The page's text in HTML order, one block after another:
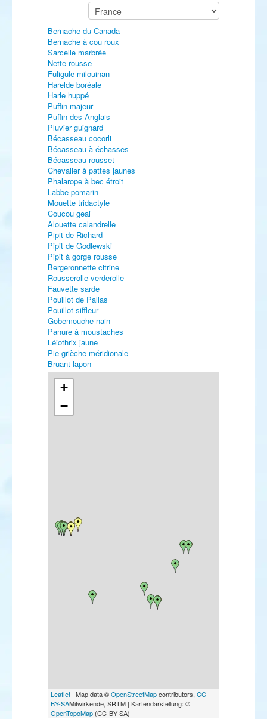
Bernache du Canada
Bernache à cou roux
Sarcelle marbrée
Nette rousse
Fuligule milouinan
Harelde boréale
Harle huppé
Puffin majeur
Puffin des Anglais
Pluvier guignard
Bécasseau cocorli
Bécasseau à échasses
Bécasseau rousset
Chevalier à pattes jaunes
Phalarope à bec étroit
Labbe pomarin
Mouette tridactyle
Coucou geai
Alouette calandrelle
Pipit de Richard
Pipit de Godlewski
Pipit à gorge rousse
Bergeronnette citrine
Rousserolle verderolle
Fauvette sarde
Pouillot de Pallas
Pouillot siffleur
Gobemouche nain
Panure à moustaches
Léiothrix jaune
Pie-grièche méridionale
Bruant lapon
Bruant des neiges
Bruant nain
+
−
Leaflet | Map data ©OpenStreetMapcontributors, CC-
BY-SAMitwirkende, SRTM | Kartendarstellung: ©
OpenTopoMap (CC-BY-SA)